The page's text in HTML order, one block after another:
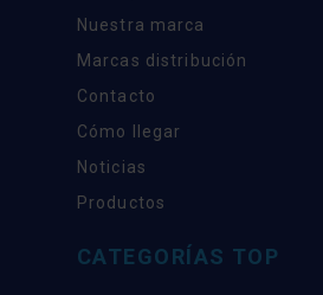
Nuestra marca
Marcas distribución
Contacto
Cómo llegar
Noticias
Productos
CATEGORÍAS TOP